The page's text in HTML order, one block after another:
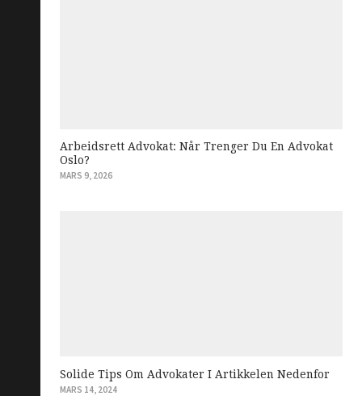
Arbeidsrett Advokat: Når Trenger Du En Advokat
Oslo?
MARS 9, 2026
Solide Tips Om Advokater I Artikkelen Nedenfor
MARS 14, 2024